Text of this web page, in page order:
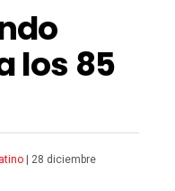
los 85
|
28 diciembre